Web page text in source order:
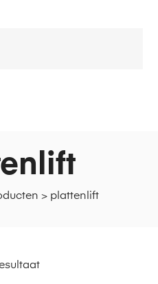
> plattenlift